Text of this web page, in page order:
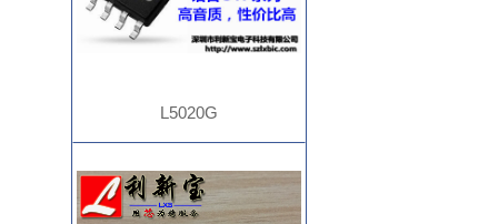
L5020G